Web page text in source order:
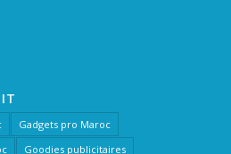
Gadgets pro Maroc
Goodies publicitaires